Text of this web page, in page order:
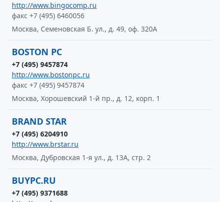
http://www.bingocomp.ru
факс +7 (495) 6460056
Москва, Семеновская Б. ул., д. 49, оф. 320А
BOSTON PC
+7 (495) 9457874
http://www.bostonpc.ru
факс +7 (495) 9457874
Москва, Хорошевский 1-й пр., д. 12, корп. 1
BRAND STAR
+7 (495) 6204910
http://www.brstar.ru
Москва, Дубровская 1-я ул., д. 13А, стр. 2
BUYPC.RU
+7 (495) 9371688